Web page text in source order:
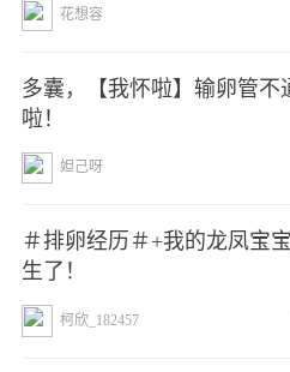
花想容
多囊，【我怀啦】输卵管不
啦！
妲己呀
＃排卵经历＃+我的龙凤宝
生了！
柯欣_182457